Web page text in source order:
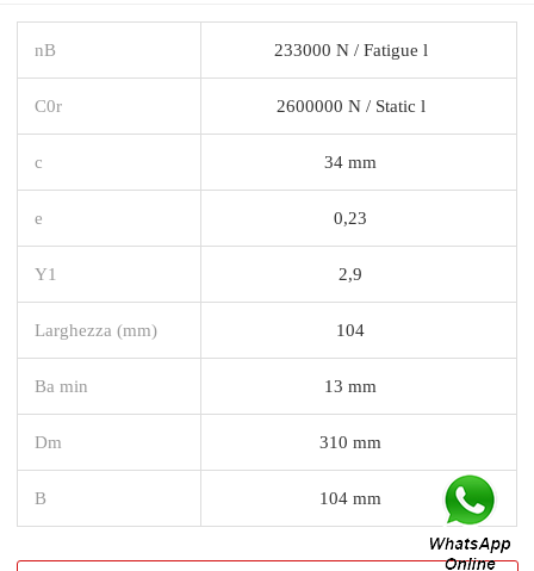
nB 233000 N / Fatigue l
C0r 2600000 N / Static l
c 34 mm
e 0,23
Y1 2,9
Larghezza (mm) 104
Ba min 13 mm
Dm 310 mm
B 104 mm